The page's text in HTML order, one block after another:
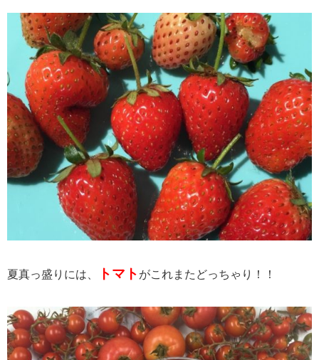
夏真っ盛りには、 トマト がこれまたどっちゃり！！